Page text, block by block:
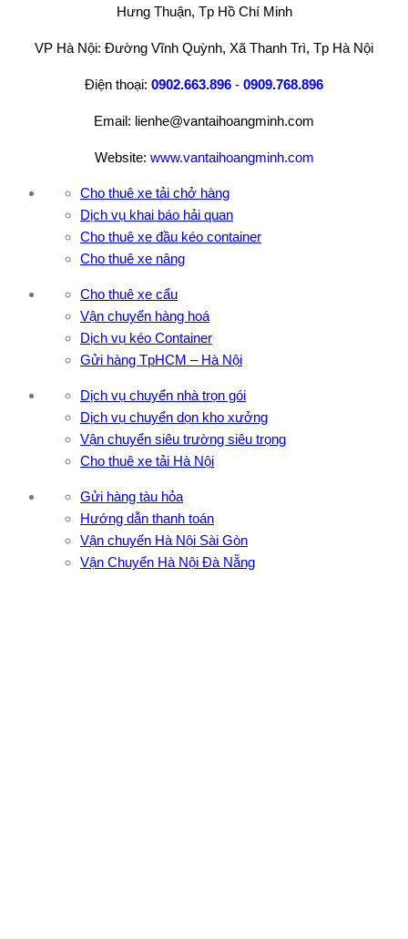
Hưng Thuận, Tp Hồ Chí Minh
VP Hà Nội: Đường Vĩnh Quỳnh, Xã Thanh Trì, Tp Hà Nội
Điện thoại: 0902.663.896 - 0909.768.896
Email: lienhe@vantaihoangminh.com
Website: www.vantaihoangminh.com
Cho thuê xe tải chở hàng
Dịch vụ khai báo hải quan
Cho thuê xe đầu kéo container
Cho thuê xe nâng
Cho thuê xe cẩu
Vận chuyển hàng hoá
Dịch vụ kéo Container
Gửi hàng TpHCM – Hà Nội
Dịch vụ chuyển nhà trọn gói
Dịch vụ chuyển dọn kho xưởng
Vận chuyển siêu trường siêu trọng
Cho thuê xe tải Hà Nội
Gửi hàng tàu hỏa
Hướng dẫn thanh toán
Vận chuyển Hà Nội Sài Gòn
Vận Chuyển Hà Nội Đà Nẵng